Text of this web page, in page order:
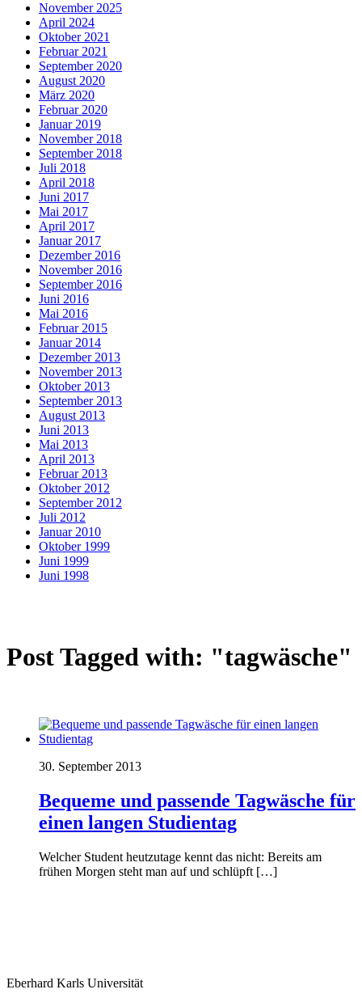
November 2025
April 2024
Oktober 2021
Februar 2021
September 2020
August 2020
März 2020
Februar 2020
Januar 2019
November 2018
September 2018
Juli 2018
April 2018
Juni 2017
Mai 2017
April 2017
Januar 2017
Dezember 2016
November 2016
September 2016
Juni 2016
Mai 2016
Februar 2015
Januar 2014
Dezember 2013
November 2013
Oktober 2013
September 2013
August 2013
Juni 2013
Mai 2013
April 2013
Februar 2013
Oktober 2012
September 2012
Juli 2012
Januar 2010
Oktober 1999
Juni 1999
Juni 1998
Post Tagged with: "tagwäsche"
30. September 2013
Bequeme und passende Tagwäsche für
einen langen Studientag
Welcher Student heutzutage kennt das nicht: Bereits am
frühen Morgen steht man auf und schlüpft […]
Eberhard Karls Universität